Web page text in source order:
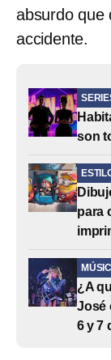
absurdo que
accidente.
son
para
¿A
José
6 y 7